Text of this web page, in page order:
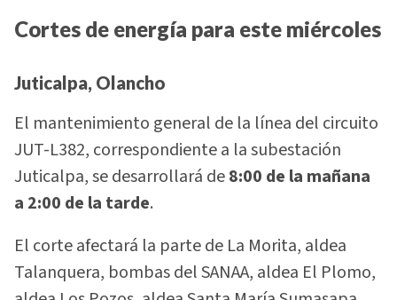
Cortes de energía para este miércoles
Juticalpa, Olancho
El mantenimiento general de la línea del circuito
JUT-L382, correspondiente a la subestación
Juticalpa, se desarrollará de8:00 de la mañana
a 2:00 de la tarde.
El corte afectará la parte de La Morita, aldea
Talanquera, bombas del SANAA, aldea El Plomo,